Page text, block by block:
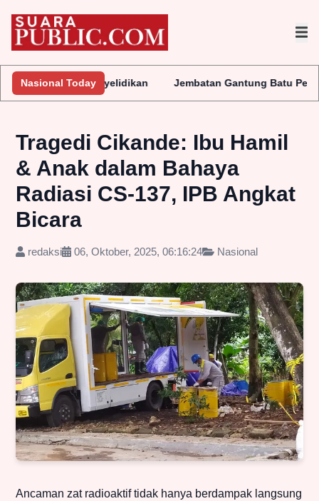
Nasional Today
Penyelidikan Jembatan Gantung Batu Pepe Rp10
Tragedi Cikande: Ibu Hamil
& Anak dalam Bahaya
Radiasi CS-137, IPB Angkat
Bicara
redaksi 06, Oktober, 2025, 06:16:24 Nasional
Ancaman zat radioaktif tidak hanya berdampak langsung